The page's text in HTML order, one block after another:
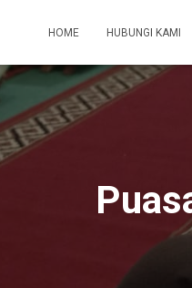
HOME HUBUNGI KAMI